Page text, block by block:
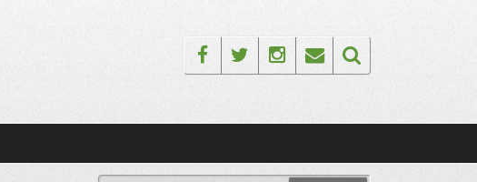
FacebookTwitterInstagram
Email